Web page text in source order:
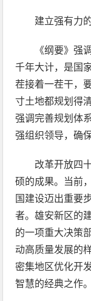
建立强有力
《纲要》强
千年大计，是国
茬接着一茬干，
寸土地都规划得
强调完善规划体
强组织领导，确
改革开放四
硕的成果。当前
国建设迈出重要
者。雄安新区的
的一项重大决策
动高质量发展的
密集地区优化开
智慧的经典之作。